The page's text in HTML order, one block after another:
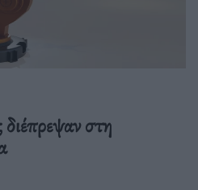
στη